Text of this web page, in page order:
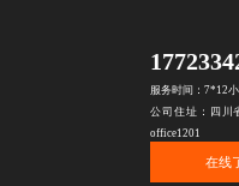
服务时间：7*12
公司住址：四川
office1201
在线